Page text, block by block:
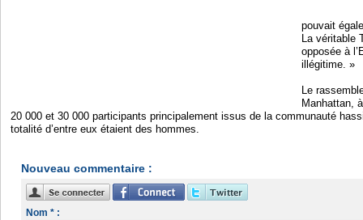
pouvait
La véritable
opposée à
illégitime. »
Le
Manhattan,
20 000 et 30 000 participants principalement issus de la communauté
totalité d’entre eux étaient des hommes.
Nouveau commentaire :
Nom * :